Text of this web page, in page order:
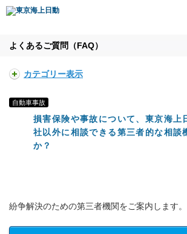
よくあるご質問（FAQ）
カテゴリー表示
自動車事故
損害保険や事故について、東京海上
社以外に相談できる第三者的な相談
か？
紛争解決のための第三者機関をご案内します。